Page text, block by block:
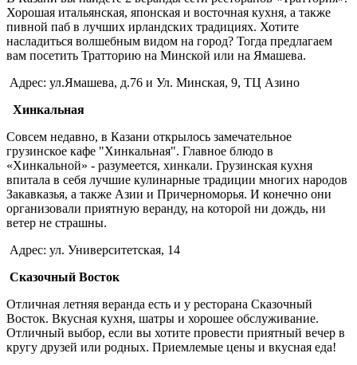
Хорошая итальянская, японская и восточная кухня, а также
пивной паб в лучших ирландских традициях. Хотите
насладиться волшебным видом на город? Тогда предлагаем
вам посетить Тратторию на Минской или на Ямашева.
Адрес: ул.Ямашева, д.76 и Ул. Минская, 9, ТЦ Азино
Хинкальная
Совсем недавно, в Казани открылось замечательное
грузинское кафе "Хинкальная". Главное блюдо в
«Хинкальной» - разумеется, хинкали. Грузинская кухня
впитала в себя лучшие кулинарные традиции многих народов
Закавказья, а также Азии и Причерноморья. И конечно они
организовали приятную веранду, на которой ни дождь, ни
ветер не страшны.
Адрес: ул. Университетская, 14
Сказочный Восток
Отличная летняя веранда есть и у ресторана Сказочный
Восток. Вкусная кухня, шатры и хорошее обслуживание.
Отличный выбор, если вы хотите провести приятный вечер в
кругу друзей или родных. Приемлемые цены и вкусная еда!